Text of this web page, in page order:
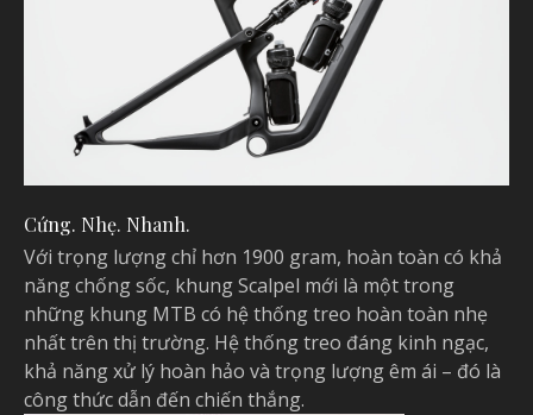
Cứng. Nhẹ. Nhanh.
Với trọng lượng chỉ hơn 1900 gram, hoàn toàn có khả
năng chống sốc, khung Scalpel mới là một trong
những khung MTB có hệ thống treo hoàn toàn nhẹ
nhất trên thị trường. Hệ thống treo đáng kinh ngạc,
khả năng xử lý hoàn hảo và trọng lượng êm ái – đó là
công thức dẫn đến chiến thắng.